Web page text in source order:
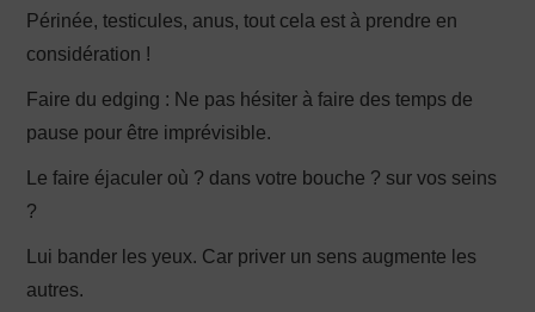
Périnée, testicules, anus, tout cela est à prendre en
considération !
Faire du edging : Ne pas hésiter à faire des temps de
pause pour être imprévisible.
Le faire éjaculer où ? dans votre bouche ? sur vos seins
?
Lui bander les yeux. Car priver un sens augmente les
autres.